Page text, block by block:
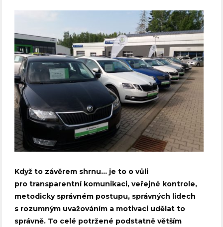
Když to závěrem shrnu… je to o vůli
pro transparentní komunikaci, veřejné kontrole,
metodicky správném postupu, správných lidech
s rozumným uvažováním a motivaci udělat to
správně. To celé potržené podstatně větším